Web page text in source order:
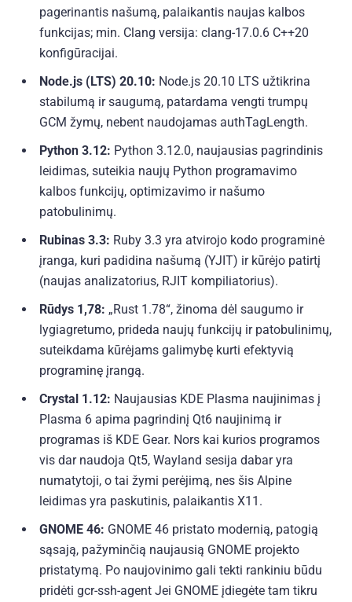
pagerinantis našumą, palaikantis naujas kalbos
funkcijas; min. Clang versija: clang-17.0.6 C++20
konfigūracijai.
Node.js (LTS) 20.10: Node.js 20.10 LTS užtikrina
stabilumą ir saugumą, patardama vengti trumpų
GCM žymų, nebent naudojamas authTagLength.
Python 3.12: Python 3.12.0, naujausias pagrindinis
leidimas, suteikia naujų Python programavimo
kalbos funkcijų, optimizavimo ir našumo
patobulinimų.
Rubinas 3.3: Ruby 3.3 yra atvirojo kodo programinė
įranga, kuri padidina našumą (YJIT) ir kūrėjo patirtį
(naujas analizatorius, RJIT kompiliatorius).
Rūdys 1,78: „Rust 1.78“, žinoma dėl saugumo ir
lygiagretumo, prideda naujų funkcijų ir patobulinimų,
suteikdama kūrėjams galimybę kurti efektyvią
programinę įrangą.
Crystal 1.12: Naujausias KDE Plasma naujinimas į
Plasma 6 apima pagrindinį Qt6 naujinimą ir
programas iš KDE Gear. Nors kai kurios programos
vis dar naudoja Qt5, Wayland sesija dabar yra
numatytoji, o tai žymi perėjimą, nes šis Alpine
leidimas yra paskutinis, palaikantis X11.
GNOME 46: GNOME 46 pristato modernią, patogią
sąsają, pažyminčią naujausią GNOME projekto
pristatymą. Po naujovinimo gali tekti rankiniu būdu
pridėti gcr-ssh-agent Jei GNOME įdiegėte tam tikru